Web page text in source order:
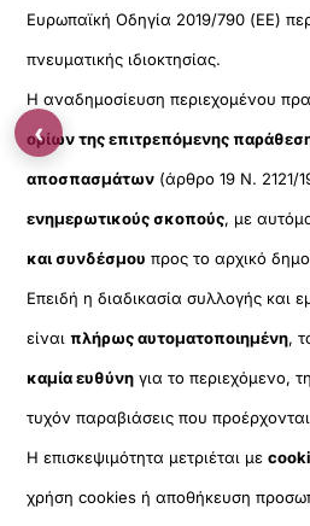
Ευρωπαϊκή Οδηγία 2019/790 (ΕΕ)
πνευματικής ιδιοκτησίας.
Η αναδημοσίευση περιεχομένου
ορίων της επιτρεπόμενης
αποσπασμάτων (άρθρο 19 Ν. 2121/
ενημερωτικούς σκοπούς, με
και συνδέσμου προς το αρχικό
Επειδή η διαδικασία συλλογής και
είναιπλήρως αυτοματοποιημένη,
καμία ευθύνη για το περιεχόμενο,
τυχόν παραβιάσεις που προέρχονται
Η επισκεψιμότητα μετριέται με
χρήση cookies ή αποθήκευση
‹